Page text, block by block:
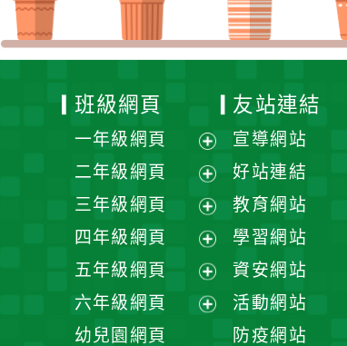
班級網頁
一年級網頁
展
開
選
單
二年級網頁
展
開
選
單
三年級網頁
展
開
選
單
四年級網頁
展
開
選
五年級網頁
展
開
六年級網頁
幼兒園網頁
友站連結
宣導網站
好站連結
教育網站
學習網站
資安網站
活動網站
防疫網站